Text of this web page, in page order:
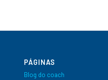
PÁGINAS
Blog do coach